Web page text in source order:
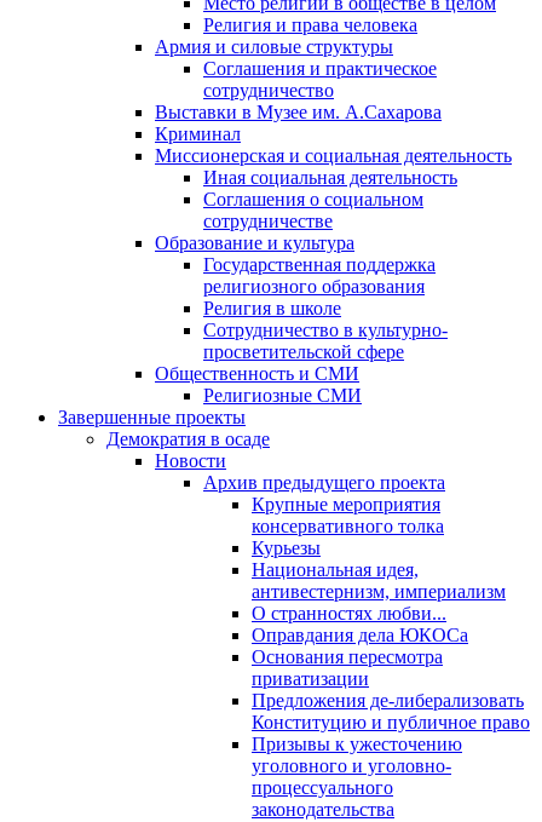
Религия и права человека
Армия и силовые структуры
Соглашения и практическое
сотрудничество
Выставки в Музее им. А.Сахарова
Криминал
Миссионерская и социальная деятельность
Иная социальная деятельность
Соглашения о социальном
сотрудничестве
Образование и культура
Государственная поддержка
религиозного образования
Религия в школе
Сотрудничество в культурно-
просветительской сфере
Общественность и СМИ
Религиозные СМИ
Завершенные проекты
Демократия в осаде
Новости
Архив предыдущего проекта
Крупные мероприятия
консервативного толка
Курьезы
Национальная идея,
антивестернизм, империализм
О странностях любви...
Оправдания дела ЮКОСа
Основания пересмотра
приватизации
Предложения де-либерализовать
Конституцию и публичное право
Призывы к ужесточению
уголовного и уголовно-
процессуального
законодательства